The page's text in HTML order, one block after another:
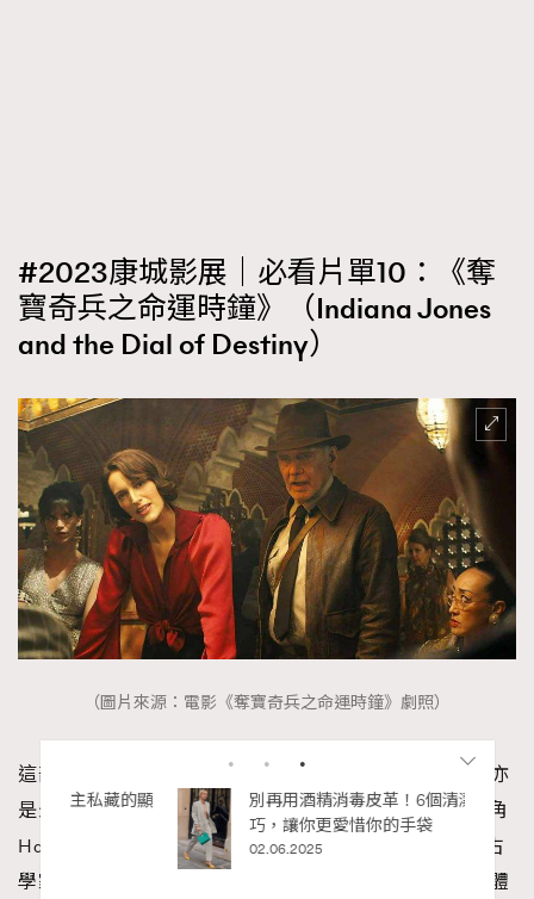
#2023康城影展｜必看片單10：《奪
寶奇兵之命運時鐘》（Indiana Jones
and the Dial of Destiny）
（圖片來源：電影《奪寶奇兵之命運時鐘》劇照）
這部冒險電影為《奪寶奇兵》經典系列的第五部作品，亦
是最後一部作品！距離第四部已有14年之久，今集男主角
Harrison Ford再次戴上經典的闊邊帽來主演傳奇英雄考古
學家，帶觀眾走進命運的時鐘，延續歷險旅程，以最強體